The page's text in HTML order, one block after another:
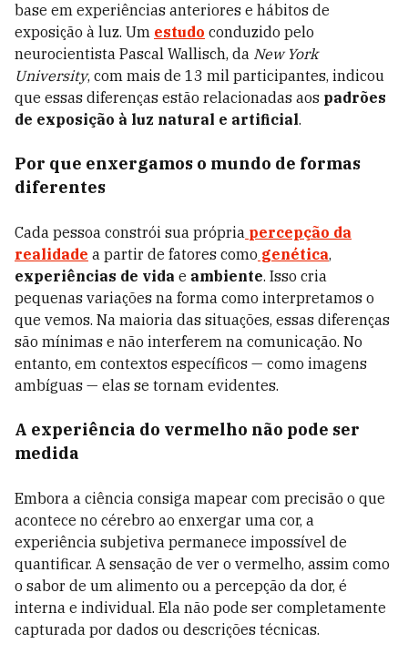
base em experiências anteriores e hábitos de
exposição à luz. Um estudo conduzido pelo
neurocientista Pascal Wallisch, da New York
University, com mais de 13 mil participantes, indicou
que essas diferenças estão relacionadas aos padrões
de exposição à luz natural e artificial.
Por que enxergamos o mundo de formas
diferentes
Cada pessoa constrói sua própria percepção da
realidade a partir de fatores como genética,
experiências de vida e ambiente. Isso cria
pequenas variações na forma como interpretamos o
que vemos. Na maioria das situações, essas diferenças
são mínimas e não interferem na comunicação. No
entanto, em contextos específicos — como imagens
ambíguas — elas se tornam evidentes.
A experiência do vermelho não pode ser
medida
Embora a ciência consiga mapear com precisão o que
acontece no cérebro ao enxergar uma cor, a
experiência subjetiva permanece impossível de
quantificar. A sensação de ver o vermelho, assim como
o sabor de um alimento ou a percepção da dor, é
interna e individual. Ela não pode ser completamente
capturada por dados ou descrições técnicas.